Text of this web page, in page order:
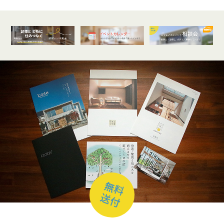
オンライン
開催受付中
無料
送付